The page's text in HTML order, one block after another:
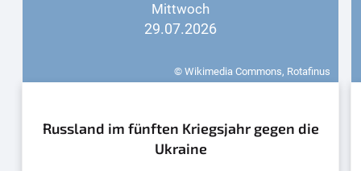
© Wikimedia Commons, Rotafinus
Mittwoch
29.07.2026
Russland im fünften Kriegsjahr gegen die
Ukraine